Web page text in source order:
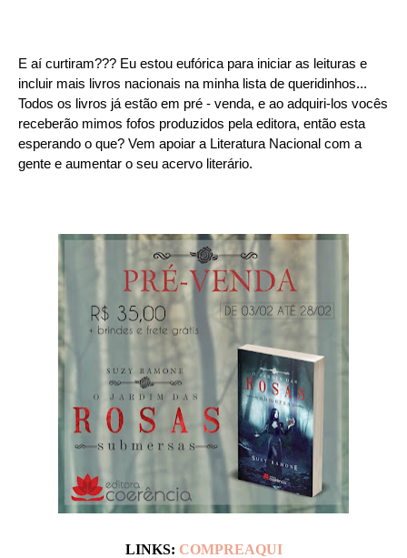
E aí curtiram??? Eu estou eufórica para iniciar as leituras e
incluir mais livros nacionais na minha lista de queridinhos...
Todos os livros já estão em pré - venda, e ao adquiri-los vocês
receberão mimos fofos produzidos pela editora, então esta
esperando o que? Vem apoiar a Literatura Nacional com a
gente e aumentar o seu acervo literário.
LINKS: COMPREAQUI